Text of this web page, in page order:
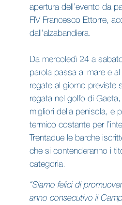
apertura dell’evento da
FIV Francesco Ettorre,
dall’alzabandiera.
Da mercoledì 24 a
parola passa al mare e
regate al giorno previste
regata nel golfo di
migliori della penisola, e
termico costante per
Trentadue le barche
che si contenderanno i
categoria.
“Siamo felici di
anno consecutivo il